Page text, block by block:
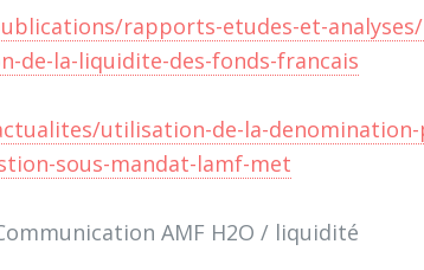
rapports-etudes-et-
de-la-liquidite-des-fonds-francais
utilisation-de-la-
sous-mandat-lamf-met
AMF H2O / liquidité